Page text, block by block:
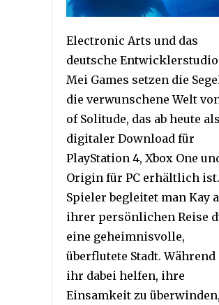
Electronic Arts und das
deutsche Entwicklerstudio
Mei Games setzen die
die verwunschene Welt
of Solitude, das ab heute als
digitaler Download für
PlayStation 4, Xbox One
Origin für PC erhältlich
Spieler begleitet man Kay
ihrer persönlichen Reise
eine geheimnisvolle,
überflutete Stadt. Während
ihr dabei helfen, ihre
Einsamkeit zu überwinden,